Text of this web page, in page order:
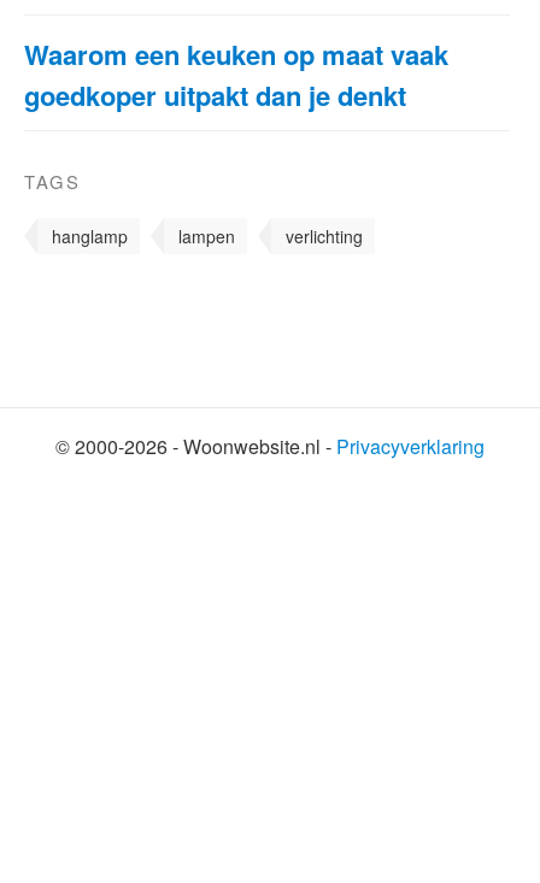
Waarom een keuken op maat vaak
goedkoper uitpakt dan je denkt
TAGS
hanglamp lampen verlichting
© 2000-2026 - Woonwebsite.nl - Privacyverklaring